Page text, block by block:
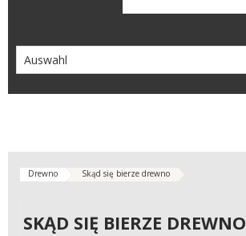
Drewno Skąd się bierze drewno
SKĄD SIĘ BIERZE DREWNO